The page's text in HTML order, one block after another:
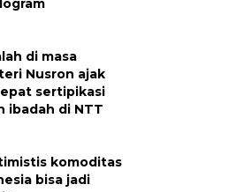
di masa
Nusron ajak
sertipikasi
ibadah di NTT
komoditas
bisa jadi